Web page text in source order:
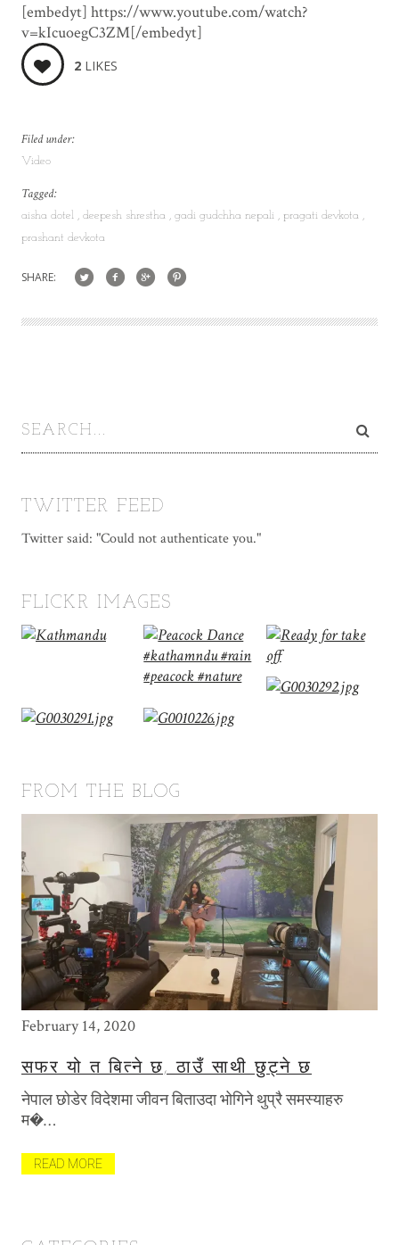
[embedyt] https://www.youtube.com/watch?
v=kIcuoegC3ZM[/embedyt]
2LIKES
Filed under:
Video
Tagged:
aisha dotel deepesh shrestha gadi gudchha nepali
pragati devkota
prashant devkota
SHARE:
TWITTER FEED
Twitter said: "Could not authenticate you."
FLICKR IMAGES
FROM THE BLOG
February 14, 2020
सफर यो त बित्ने छ, ठाउँ साथी छुट्ने छ
नेपाल छोडेर विदेशमा जीवन बिताउदा भोगिने थुप्रै समस्याहरु
म�…
READ MORE